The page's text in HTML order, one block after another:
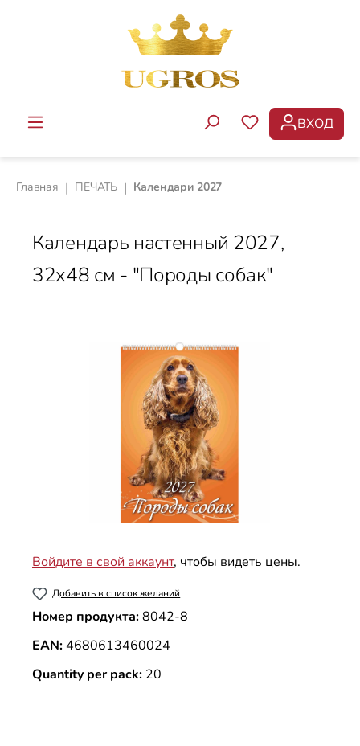
Перейти к основному содержанию
У ВАС ЕСТЬ
ВХОД
Главная | ПЕЧАТЬ | Календари 2027
Календарь настенный 2027,
32х48 см - "Породы собак"
Войдите в свой аккаунт, чтобы видеть цены.
Добавить в список желаний
Номер продукта:8042-8
EAN:4680613460024
Quantity per pack: 20